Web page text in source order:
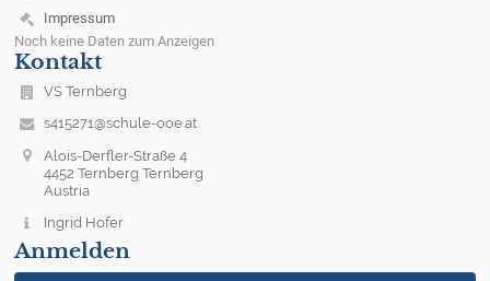
Impressum
Noch keine Daten zum Anzeigen
Kontakt
VS Ternberg
s415271@schule-ooe.at
Alois-Derfler-Straße 4
4452 Ternberg Ternberg
Austria
Ingrid Hofer
Anmelden